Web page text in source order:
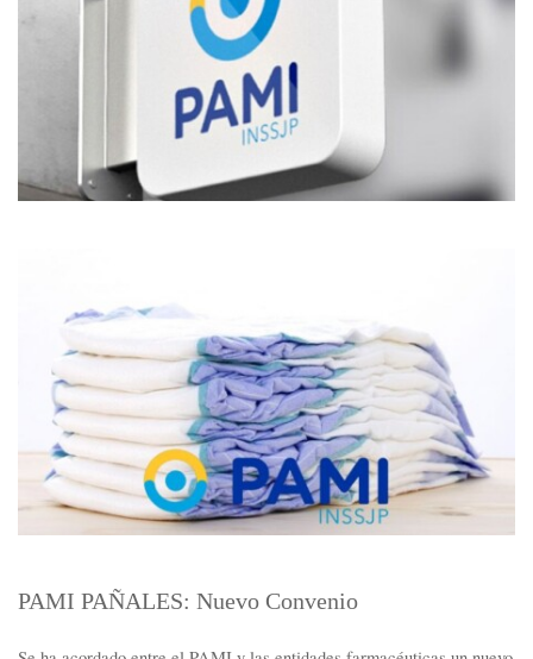
PAMI PAÑALES: Nuevo Convenio